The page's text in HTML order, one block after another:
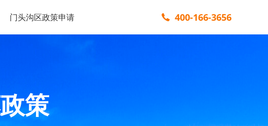
门头沟区政策申请 400-166-3656
策